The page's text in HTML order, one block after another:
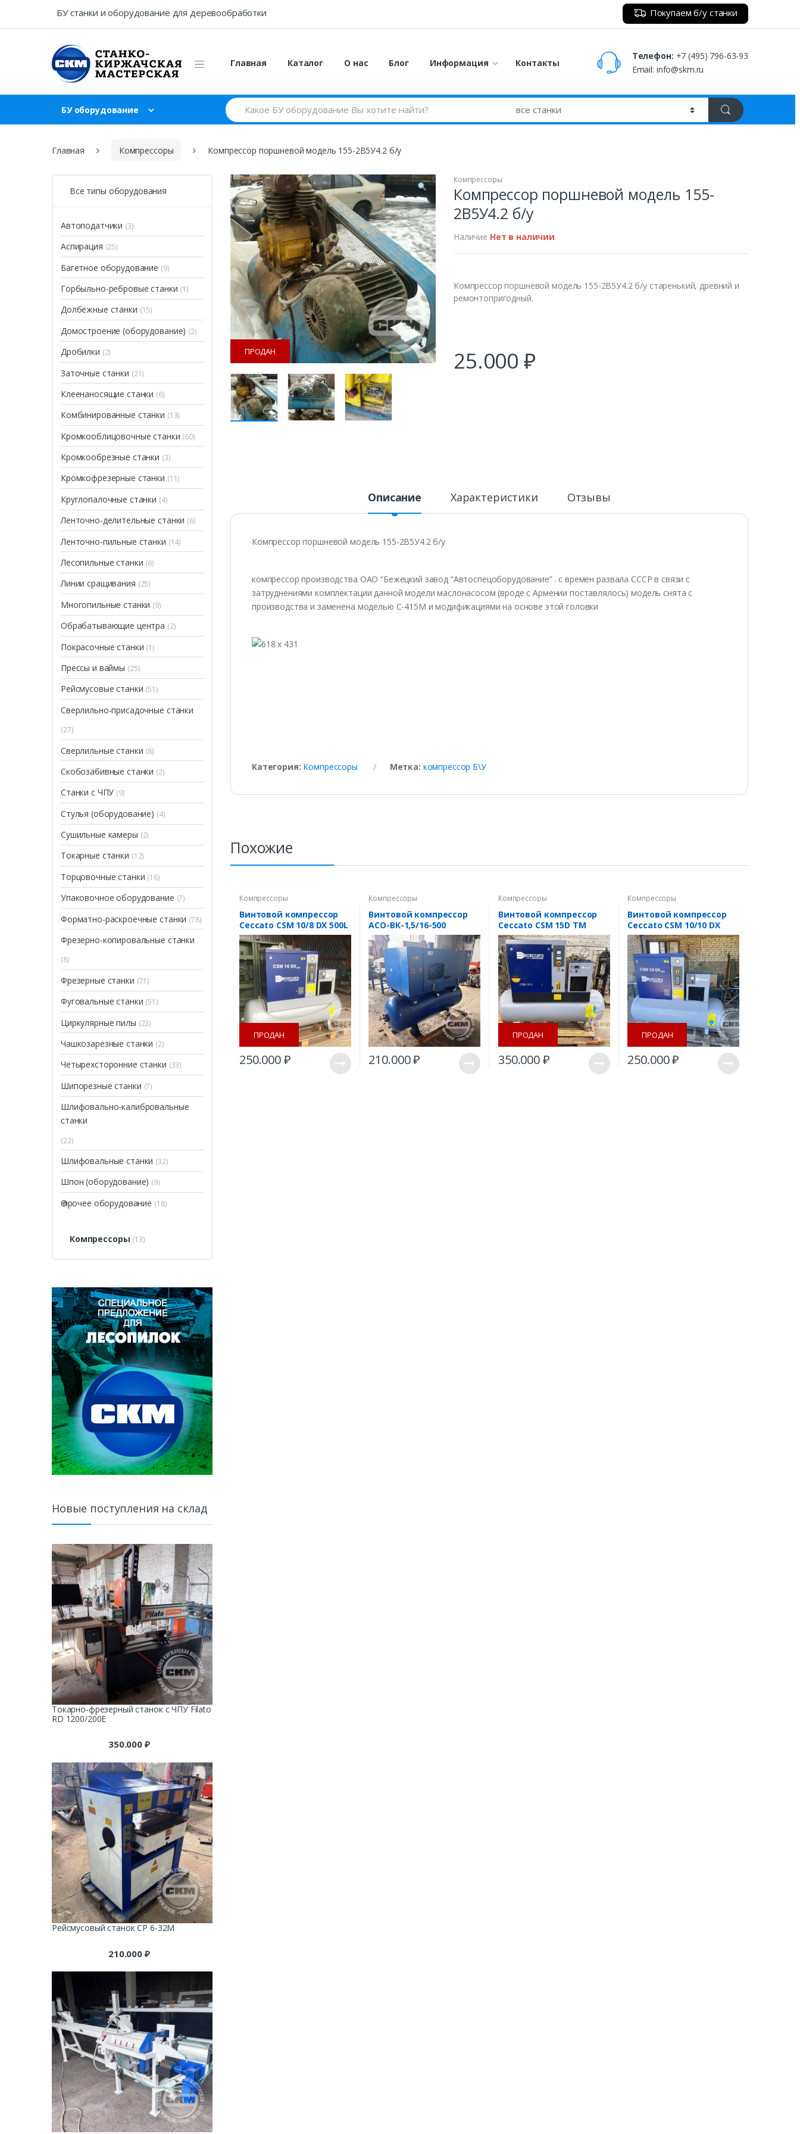
БУ станки и оборудование для деревообработки Покупаем б/у станки
Главная Каталог О нас Блог Информация Контакты
Телефон: +7 (495) 796-63-93
Email: info@skm.ru
БУ оборудование
Search
for:
Главная Компрессоры Компрессор поршневой модель 155-2В5У4.2 б/у
ПРОДАН
Компрессоры
Компрессор поршневой модель 155-
2В5У4.2 б/у
Наличие Нет в наличии
Компрессор поршневой модель 155-2В5У4.2 б/у старенький, древний и
ремонтопригодный.
25.000₽
Описание Характеристики Отзывы
Компрессор поршневой модель 155-2В5У4.2 б/у
компрессор производства ОАО “Бежецкий завод “Автоспецоборудование” . с времен развала СССР в связи с
затруднениями комплектации данной модели маслонасосом (вроде с Армении поставлялось) модель снята с
производства и заменена моделью С-415М и модификациями на основе этой головки
Категория: Компрессоры Метка: компрессор Б\У
Похожие
Компрессоры
Винтовой компрессор
Ceccato CSM 10/8 DX 500L
б/у
ПРОДАН
250.000₽
Компрессоры
Винтовой компрессор
АСО-ВК-1,5/16-500
210.000₽
Компрессоры
Винтовой компрессор
Ceccato CSM 15D TM
500/10
ПРОДАН
350.000₽
Компрессоры
Винтовой компрессор
Ceccato CSM 10/10 DX
500L
ПРОДАН
250.000₽
Все типы оборудования
Автоподатчики (3)
Аспирация (25)
Багетное оборудование (9)
Горбыльно-ребровые станки (1)
Долбёжные станки (15)
Домостроение (оборудование) (2)
Дробилки (2)
Заточные станки (21)
Клеенаносящие станки (6)
Комбинированные станки (13)
Кромкооблицовочные станки (60)
Кромкообрезные станки (3)
Кромкофрезерные станки (11)
Круглопалочные станки (4)
Ленточно-делительные станки (6)
Ленточно-пильные станки (14)
Лесопильные станки (6)
Линии сращивания (25)
Многопильные станки (9)
Обрабатывающие центра (2)
Покрасочные станки (1)
Прессы и ваймы (25)
Рейсмусовые станки (51)
Сверлильно-присадочные станки
(27)
Сверлильные станки (8)
Скобозабивные станки (2)
Станки с ЧПУ (9)
Стулья (оборудование) (4)
Сушильные камеры (2)
Токарные станки (12)
Торцовочные станки (16)
Упаковочное оборудование (7)
Форматно-раскроечные станки (78)
Фрезерно-копировальные станки
(8)
Фрезерные станки (71)
Фуговальные станки (51)
Циркулярные пилы (23)
Чашкозарезные станки (2)
Четырехсторонние станки (33)
Шипорезные станки (7)
Шлифовально-калибровальные
станки
(22)
Шлифовальные станки (32)
Шпон (оборудование) (9)
Ѳ прочее оборудование (18)
Компрессоры (13)
Новые поступления на склад
Токарно-фрезерный станок с ЧПУ Filato
RD 1200/200E
350.000 ₽
Рейсмусовый станок СР 6-32М
210.000 ₽